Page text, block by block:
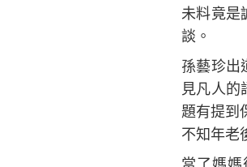
未料竟是
談。
孫藝珍出
見凡人的
題有提到
不知年老